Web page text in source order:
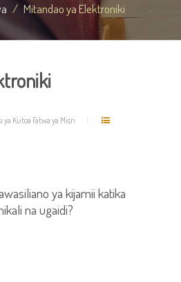
Mitandao ya Elektroniki
ya Kutoa Fatwa ya Misri
ya kijamii katika
na ugaidi?